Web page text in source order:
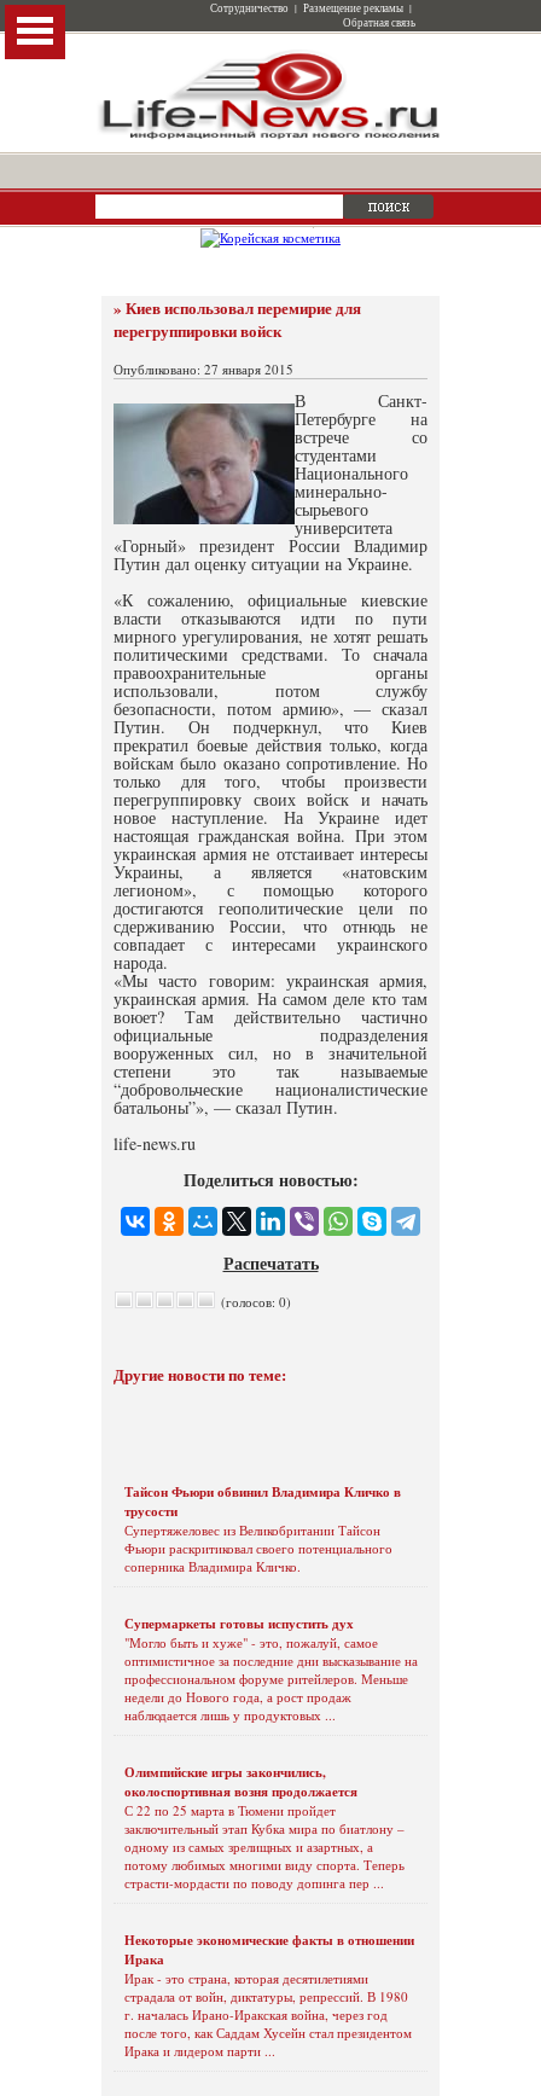
Сотрудничество | Размещение рекламы |
Обратная связь
» Киев использовал перемирие для
перегруппировки войск
Опубликовано: 27 января 2015
В Санкт-
Петербурге на
встрече со
студентами
Национального
минерально-
сырьевого
университета
«Горный» президент России Владимир
Путин дал оценку ситуации на Украине.
«К сожалению, официальные киевские
власти отказываются идти по пути
мирного урегулирования, не хотят решать
политическими средствами. То сначала
правоохранительные органы
использовали, потом службу
безопасности, потом армию», — сказал
Путин. Он подчеркнул, что Киев
прекратил боевые действия только, когда
войскам было оказано сопротивление. Но
только для того, чтобы произвести
перегруппировку своих войск и начать
новое наступление. На Украине идет
настоящая гражданская война. При этом
украинская армия не отстаивает интересы
Украины, а является «натовским
легионом», с помощью которого
достигаются геополитические цели по
сдерживанию России, что отнюдь не
совпадает с интересами украинского
народа.
«Мы часто говорим: украинская армия,
украинская армия. На самом деле кто там
воюет? Там действительно частично
официальные подразделения
вооруженных сил, но в значительной
степени это так называемые
“добровольческие националистические
батальоны”», — сказал Путин.
life-news.ru
Поделиться новостью:
Распечатать
(голосов: 0)
Другие новости по теме:
Тайсон Фьюри обвинил Владимира Кличко в
трусости
Супертяжеловес из Великобритании Тайсон
Фьюри раскритиковал своего потенциального
соперника Владимира Кличко.
Супермаркеты готовы испустить дух
"Могло быть и хуже" - это, пожалуй, самое
оптимистичное за последние дни высказывание на
профессиональном форуме ритейлеров. Меньше
недели до Нового года, а рост продаж
наблюдается лишь у продуктовых ...
Олимпийские игры закончились,
околоспортивная возня продолжается
С 22 по 25 марта в Тюмени пройдет
заключительный этап Кубка мира по биатлону –
одному из самых зрелищных и азартных, а
потому любимых многими виду спорта. Теперь
страсти-мордасти по поводу допинга пер ...
Некоторые экономические факты в отношении
Ирака
Ирак - это страна, которая десятилетиями
страдала от войн, диктатуры, репрессий. В 1980
г. началась Ирано-Иракская война, через год
после того, как Саддам Хусейн стал президентом
Ирака и лидером парти ...